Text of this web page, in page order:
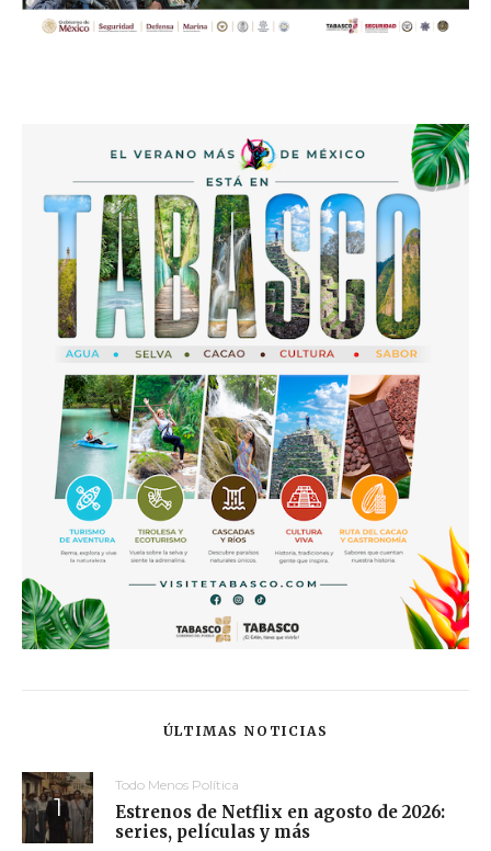
ÚLTIMAS NOTICIAS
Todo Menos Política
Estrenos de Netflix en agosto de 2026:
series, películas y más